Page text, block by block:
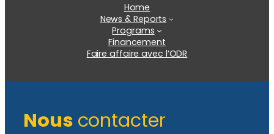
Home
News & Reports
Programs
Financement
Faire affaire avec l’ODR
Nous contacter